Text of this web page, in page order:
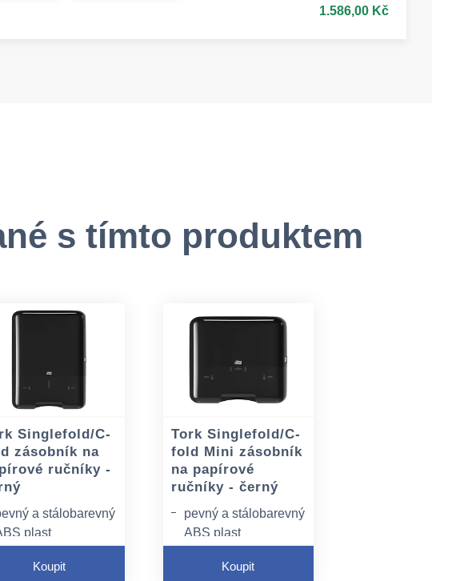
1.586,00 Kč
s tímto produktem
Singlefold/C-
zásobník na
ručníky -
a stálobarevný
plast
Koupit
Tork Singlefold/C-
fold Mini zásobník
na papírové
ručníky - černý
pevný a stálobarevný
ABS plast
Koupit